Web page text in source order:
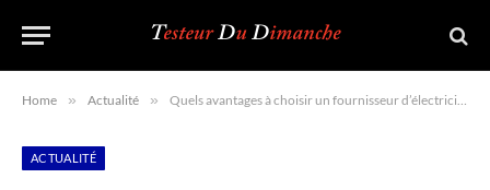
Home » Actualité » Quels avantages à choisir un fournisseur d’électricité alternatif comme Alpiq ?
ACTUALITÉ